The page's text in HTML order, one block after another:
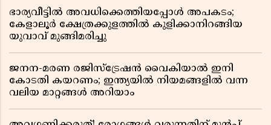
ഭാര്യവീട്ടിൽ അവധിക്കെത്തിയപ്പോൾ അപകടം;
കേളാലൂർ ക്ഷേത്രക്കുളത്തിൽ കുളിക്കാനിറങ്ങിയ
യുവാവ് മുങ്ങിമരിച്ചു
ജനന-മരണ രജിസ്ട്രേഷൻ വൈകിയാൽ ഇനി
കോടതി കയറണം; ഇന്ത്യയിൽ നിയമങ്ങളിൽ വന്ന
വലിയ മാറ്റങ്ങൾ അറിയാം